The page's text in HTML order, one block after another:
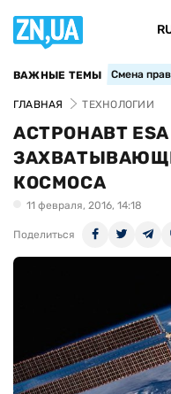
ВАЖНЫЕ ТЕМЫ Смена
ГЛАВНАЯ ТЕХНОЛОГИИ
АСТРОНАВТ
КОСМОСА
11 февраля, 2016, 14:18
Поделиться